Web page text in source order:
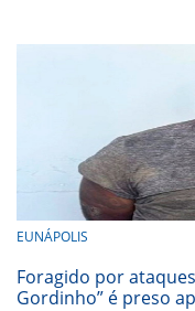
EUNÁPOLIS
Foragido por
Gordinho” é preso